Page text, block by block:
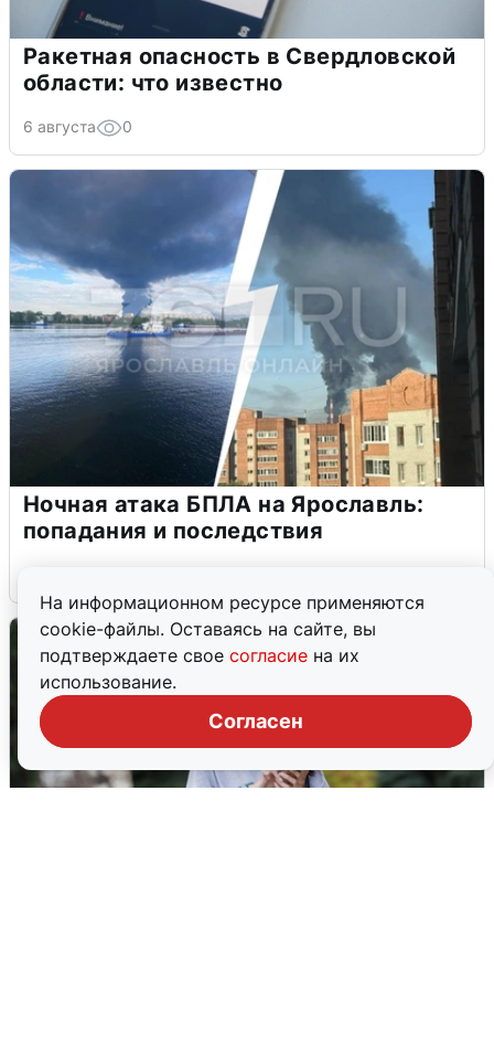
На информационном ресурсе применяются
cookie-файлы. Оставаясь на сайте, вы
подтверждаете свое согласие на их
использование.
Согласен
Ракетная опасность в Свердловской
области: что известно
6 августа 0
Ночная атака БПЛА на Ярославль:
попадания и последствия